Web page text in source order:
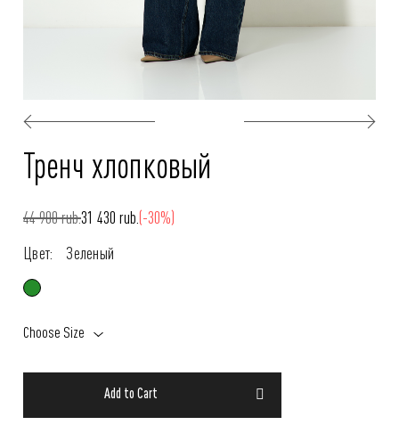
Тренч хлопковый
44 900 rub.31 430 rub.(-30%)
Цвет:
Зеленый
Choose Size
Add to Cart